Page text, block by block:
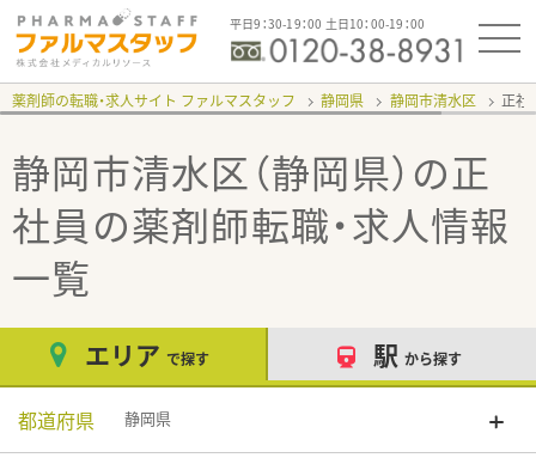
平日9：30-19：00 土日10：00-19：00
薬剤師の転職・求人サイト ファルマスタッフ 静岡県 静岡市清水区 正
静岡市清水区（静岡県）の正
社員の薬剤師転職・求人情報
一覧
エリア で探す 駅 から探す
都道府県 静岡県